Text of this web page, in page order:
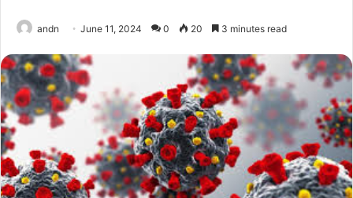
andn June 11, 2024 0 20 3 minutes read